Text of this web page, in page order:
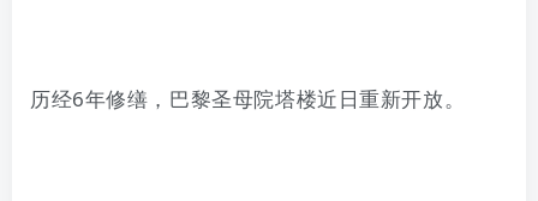
历经6年修缮，巴黎圣母院塔楼近日重新开放。